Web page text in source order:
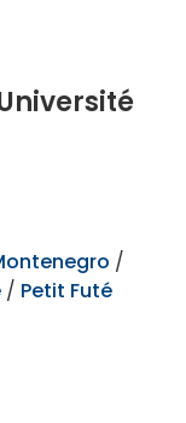
/
/ Petit Futé